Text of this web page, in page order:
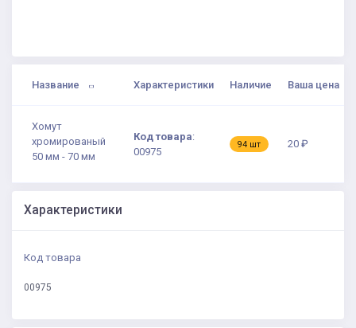
Название Характеристики Наличие Ваша цена
Хомут
хромированый
50 мм - 70 мм
Код товара:
00975
94 шт 20 ₽
Характеристики
Код товара
00975